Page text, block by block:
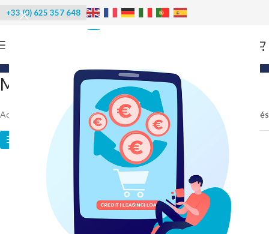
+33 (0) 625 357 648
Categories
Machines à glace en grains
Accueil Machines à glace/Glace en grains 16 résultats affichés
Catégories des produits